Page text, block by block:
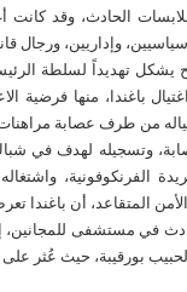
الحادث، وقد كانت
وإداريين، ورجال
يشكل تهديداً لسلطة
باغندا، منها فرضية
من طرف عصابة
وتسجيله لهدف في
المتقاعد، أن باغندا
في مستشفى للمجانين،
بورقيبة، حيث عُثر